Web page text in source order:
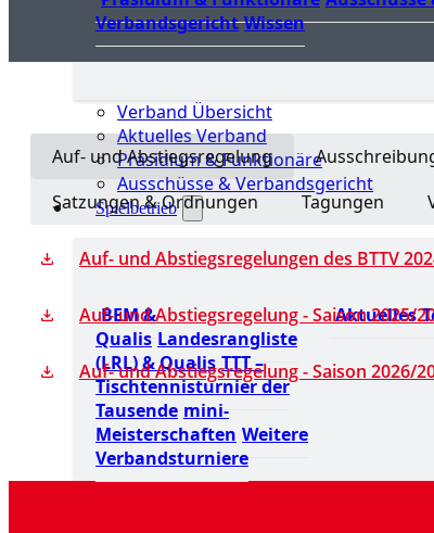
Verbandsgericht Wissen
Verband Übersicht
Aktuelles Verband
Präsidium & Funktionäre
Ausschüsse & Verbandsgericht
Spielbetrieb
BEM &
Qualis Landesrangliste
(LRL) & Qualis TTT –
Tischtennisturnier der
Tausende mini-
Meisterschaften Weitere
Verbandsturniere
Aktuelles
Auf- und Abstiegsregelung
Satzungen & Ordnungen
Tagungen
Auf- und Abstiegsregelungen des BTTV
Auf- und Abstiegsregelung - Saison 2025/
Auf- und Abstiegsregelung - Saison 2026/